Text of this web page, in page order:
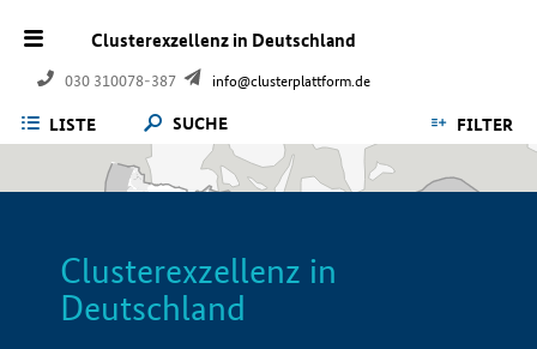
Clusterexzellenz in Deutschland
030 310078-387 info@clusterplattform.de
LISTE SUCHE FILTER
Clusterexzellenz in
Deutschland